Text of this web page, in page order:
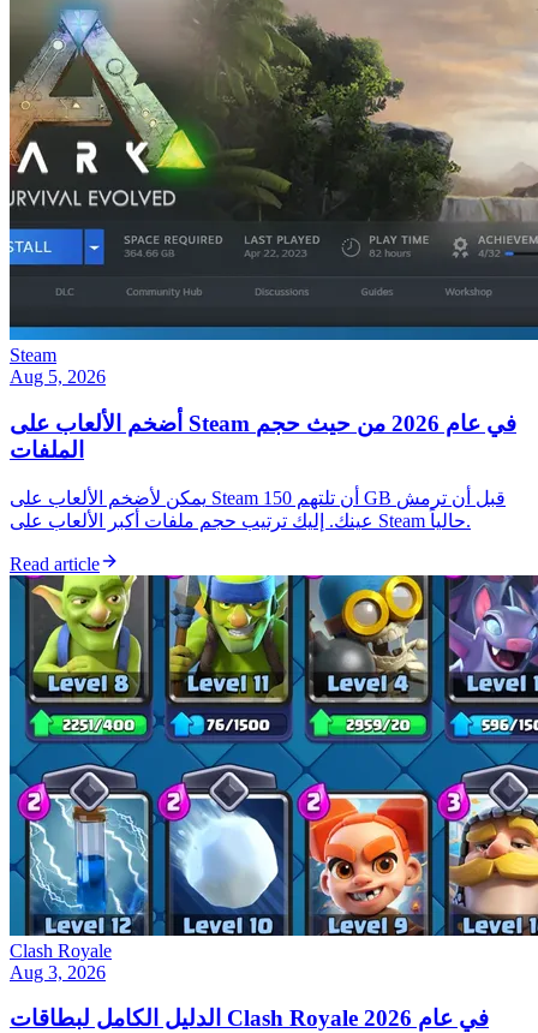
Steam
Aug 5, 2026
أضخم الألعاب على Steam في عام 2026 من حيث حجم
الملفات
يمكن لأضخم الألعاب على Steam أن تلتهم 150 GB قبل أن ترمش
عينك. إليك ترتيب حجم ملفات أكبر الألعاب على Steam حالياً.
Read article
Clash Royale
Aug 3, 2026
الدليل الكامل لبطاقات Clash Royale في عام 2026